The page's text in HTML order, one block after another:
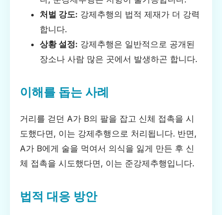
처벌 강도: 강제추행의 법적 제재가 더 강력
합니다.
상황 설정: 강제추행은 일반적으로 공개된
장소나 사람 많은 곳에서 발생하곤 합니다.
이해를 돕는 사례
거리를 걷던 A가 B의 팔을 잡고 신체 접촉을 시
도했다면, 이는 강제추행으로 처리됩니다. 반면,
A가 B에게 술을 먹여서 의식을 잃게 만든 후 신
체 접촉을 시도했다면, 이는 준강제추행입니다.
법적 대응 방안